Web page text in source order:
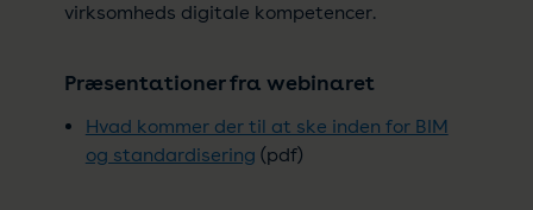
virksomheds digitale kompetencer.
Præsentationer fra webinaret
Hvad kommer der til at ske inden for BIM
og standardisering (pdf)